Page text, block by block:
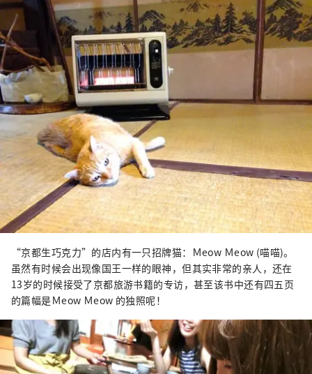
“京都生巧克力”的店内有一只招牌猫：Ｍeow Ｍeow (喵喵)。
虽然有时候会出现像国王一样的眼神，但其实非常的亲人，还在
13岁的时候接受了京都旅游书籍的专访，甚至该书中还有四五页
的篇幅是Ｍeow Ｍeow 的独照呢！